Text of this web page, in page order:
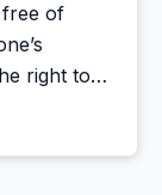
free of
right to
or